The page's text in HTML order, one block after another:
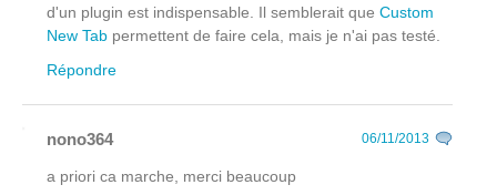
d'un plugin est indispensable. Il semblerait que Custom
New Tab permettent de faire cela, mais je n'ai pas testé.
Répondre
nono364 06/11/2013
a priori ca marche, merci beaucoup